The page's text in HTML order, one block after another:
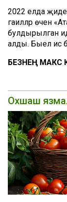
2022 елда җиде
гаиләләр өчен
булдырылган
алды. Быел исә
БЕЗНЕҢ МАКС
Охшаш